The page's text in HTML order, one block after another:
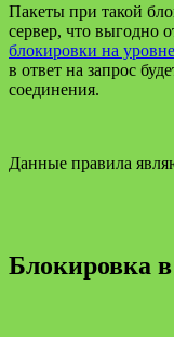
Пакеты при такой
сервер, что выгодно
блокировки на
в ответ на запрос
соединения.
Данные правила
Блокировка